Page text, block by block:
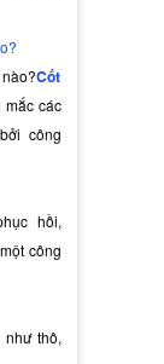
Cốt
các
công
hồi,
công
thô,